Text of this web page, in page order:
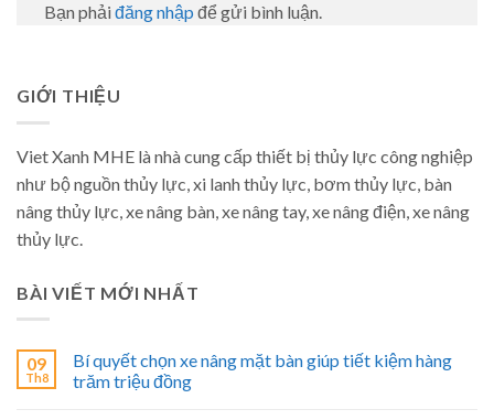
Bạn phải đăng nhập để gửi bình luận.
GIỚI THIỆU
Viet Xanh MHE là nhà cung cấp thiết bị thủy lực công nghiệp
như bộ nguồn thủy lực, xi lanh thủy lực, bơm thủy lực, bàn
nâng thủy lực, xe nâng bàn, xe nâng tay, xe nâng điện, xe nâng
thủy lực.
BÀI VIẾT MỚI NHẤT
09
Th8
Bí quyết chọn xe nâng mặt bàn giúp tiết kiệm hàng
trăm triệu đồng